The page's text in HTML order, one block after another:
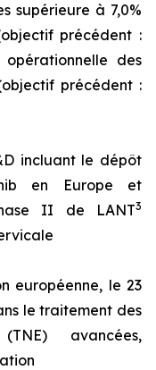
supérieure à 7,0%
précédent :
des
précédent :
incluant le dépôt
en Europe et
II de LANT3
européenne, le 23
le traitement des
avancées,